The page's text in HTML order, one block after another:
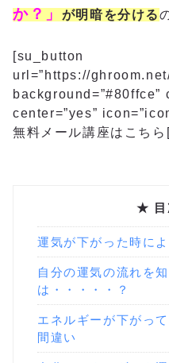
か？」が明暗を分ける
[su_button
url=”https://
background=”#80ffce”
center=”yes”
無料メール講座はこち
★ 目
運気が下がった時に
自分の運気の流れを
は・・・・・？
エネルギーが下がっ
間違い